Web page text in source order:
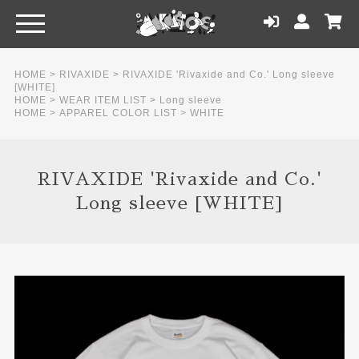
HOME > RIVAXIDE > RIVAXIDE 'Rivaxide and Co.' Long sleeve
[WHITE]
HOME > WEAR ITEM LIST > Long sleeve
HOME > APPAREL COLOR LIST > WHITE
RIVAXIDE 'Rivaxide and Co.'
Long sleeve [WHITE]